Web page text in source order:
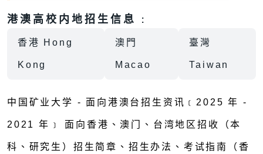
港澳高校内地招生信息 :
香港 Hong
Kong
澳門
Macao
臺灣
Taiwan
中国矿业大学 - 面向港澳台招生资讯﹝2025 年 -
2021 年﹞ 面向香港、澳门、台湾地区招收（本
科、研究生）招生简章、招生办法、考试指南（香